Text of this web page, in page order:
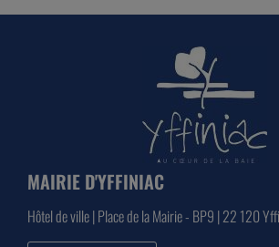
MAIRIE D'YFFINIAC
Hôtel de ville | Place de la Mairie - BP9 | 22 120